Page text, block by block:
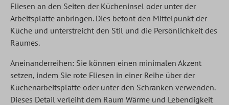
Fliesen an den Seiten der Kücheninsel oder unter der
Arbeitsplatte anbringen. Dies betont den Mittelpunkt der
Küche und unterstreicht den Stil und die Persönlichkeit des
Raumes.
Aneinanderreihen: Sie können einen minimalen Akzent
setzen, indem Sie rote Fliesen in einer Reihe über der
Küchenarbeitsplatte oder unter den Schränken verwenden.
Dieses Detail verleiht dem Raum Wärme und Lebendigkeit